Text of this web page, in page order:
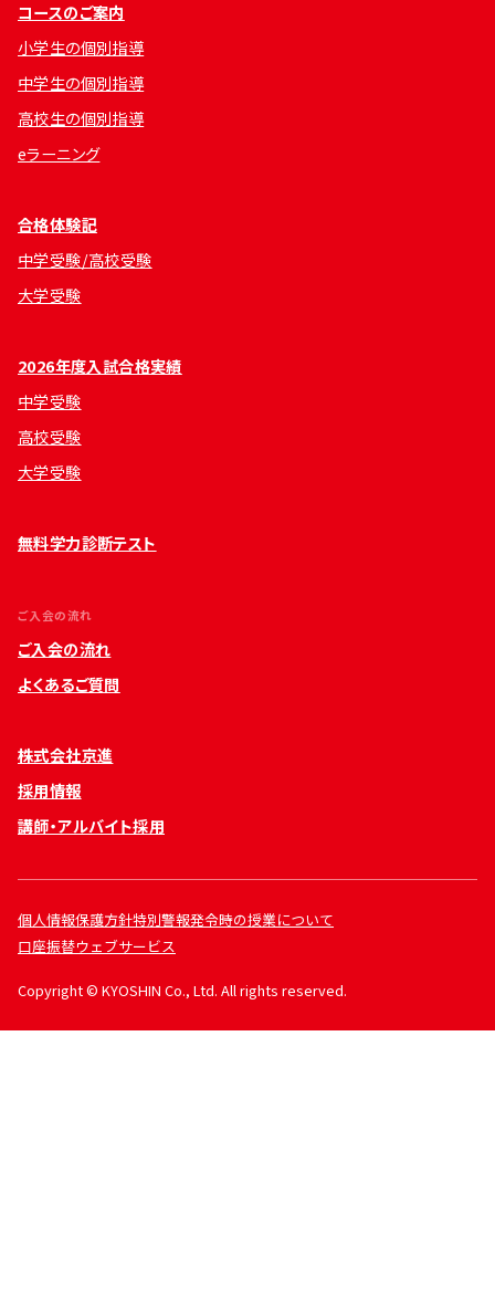
コースのご案内
小学生の個別指導
中学生の個別指導
高校生の個別指導
eラーニング
合格体験記
中学受験/高校受験
大学受験
2026年度入試合格実績
中学受験
高校受験
大学受験
無料学力診断テスト
ご入会の流れ
ご入会の流れ
よくあるご質問
株式会社京進
採用情報
講師・アルバイト採用
個人情報保護方針特別警報発令時の授業について
口座振替ウェブサービス
Copyright © KYOSHIN Co., Ltd. All rights reserved.